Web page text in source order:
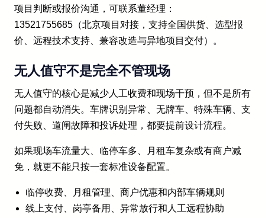
项目判断或报价沟通，可联系董经理：
13521755685（北京项目对接，支持全国供货、选型报
价、远程技术支持、兼容改造与异地项目交付）。
无人值守不是完全不管现场
无人值守的核心是减少人工收费和现场干预，但不是所有
问题都自动消失。车牌识别异常、无牌车、特殊车辆、支
付失败、道闸故障和投诉处理，都要提前设计流程。
如果现场车流量大、临停车多、月租车复杂或有商户减
免，就更不能只按一套标准设备配置。
临停收费、月租管理、商户优惠和内部车辆规则
线上支付、岗亭备用、异常放行和人工远程协助